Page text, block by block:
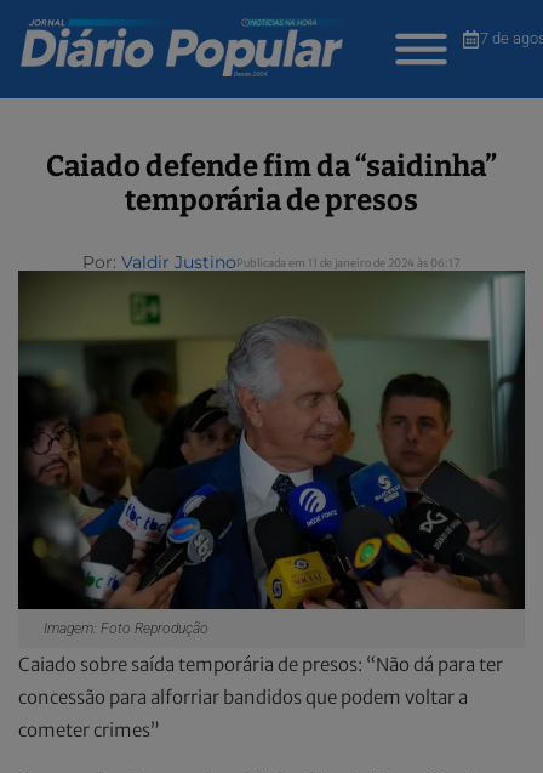
7 de
Caiado defende fim da “saidinha”
temporária de presos
Por: Valdir JustinoPublicada em 11 de janeiro de 2024 às 06:17
Imagem: Foto Reprodução
Caiado sobre saída temporária de presos: “Não dá para ter
concessão para alforriar bandidos que podem voltar a
cometer crimes”